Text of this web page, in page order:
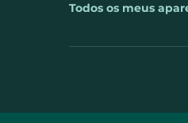
sistema solar, o seu
Todos os meus
Sim. Qualquer